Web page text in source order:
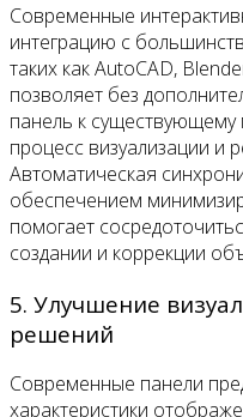
Современные
интеграцию с
таких как AutoCAD,
позволяет без
панель к существующему
процесс визуализации и
Автоматическая
обеспечением
помогает
создании и коррекции
5. Улучшение
решений
Современные панели
характеристики